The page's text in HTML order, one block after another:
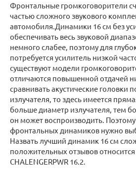
Фронтальные громкоговорители
частью сложного звукового
автомобиля.Динамики 16 см без
обеспечивать весь звуковой
немного слабее, поэтому для
потребуется усилитель низкой
существуют модели
отличаются повышенной отдачей
сравнивать акустические головки
излучателя, то здесь имеется
больше диаметр излучателя, тем
он может воспроизводить. Поэтому
фронтальных динамиков нужно
Назвать лучший динамик 16 см
положительных отзывов относится
CHALENGERPWR 16.2.